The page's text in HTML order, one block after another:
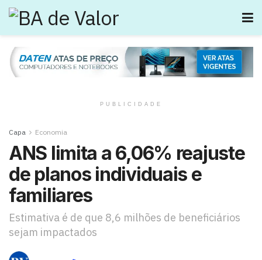
PUBLICIDADE
Capa Economia
ANS limita a 6,06% reajuste
de planos individuais e
familiares
Estimativa é de que 8,6 milhões de beneficiários
sejam impactados